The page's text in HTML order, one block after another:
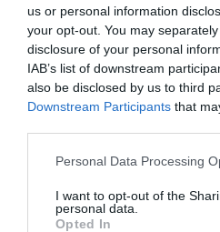
us or personal information
your opt-out. You may
disclosure of your personal
IAB’s list of downstream
also be disclosed by us to third
Downstream Participants that
Personal Data Processing
I want to opt-out of the
personal data.
Opted In
Fumée ou feu, il faut dans
une piste, et du boulot…. dans sa
expérience plusieurs fois en
l’avoue, une fois ….. hors de la
Il faut dire que l’avion avait la
Depuis, je vole sur simulateur …. à
Il fait toujours beau sur Toulouse,
Christophe, merci pour ton coup
reste sur le FORUM, pour être à
ma poule.